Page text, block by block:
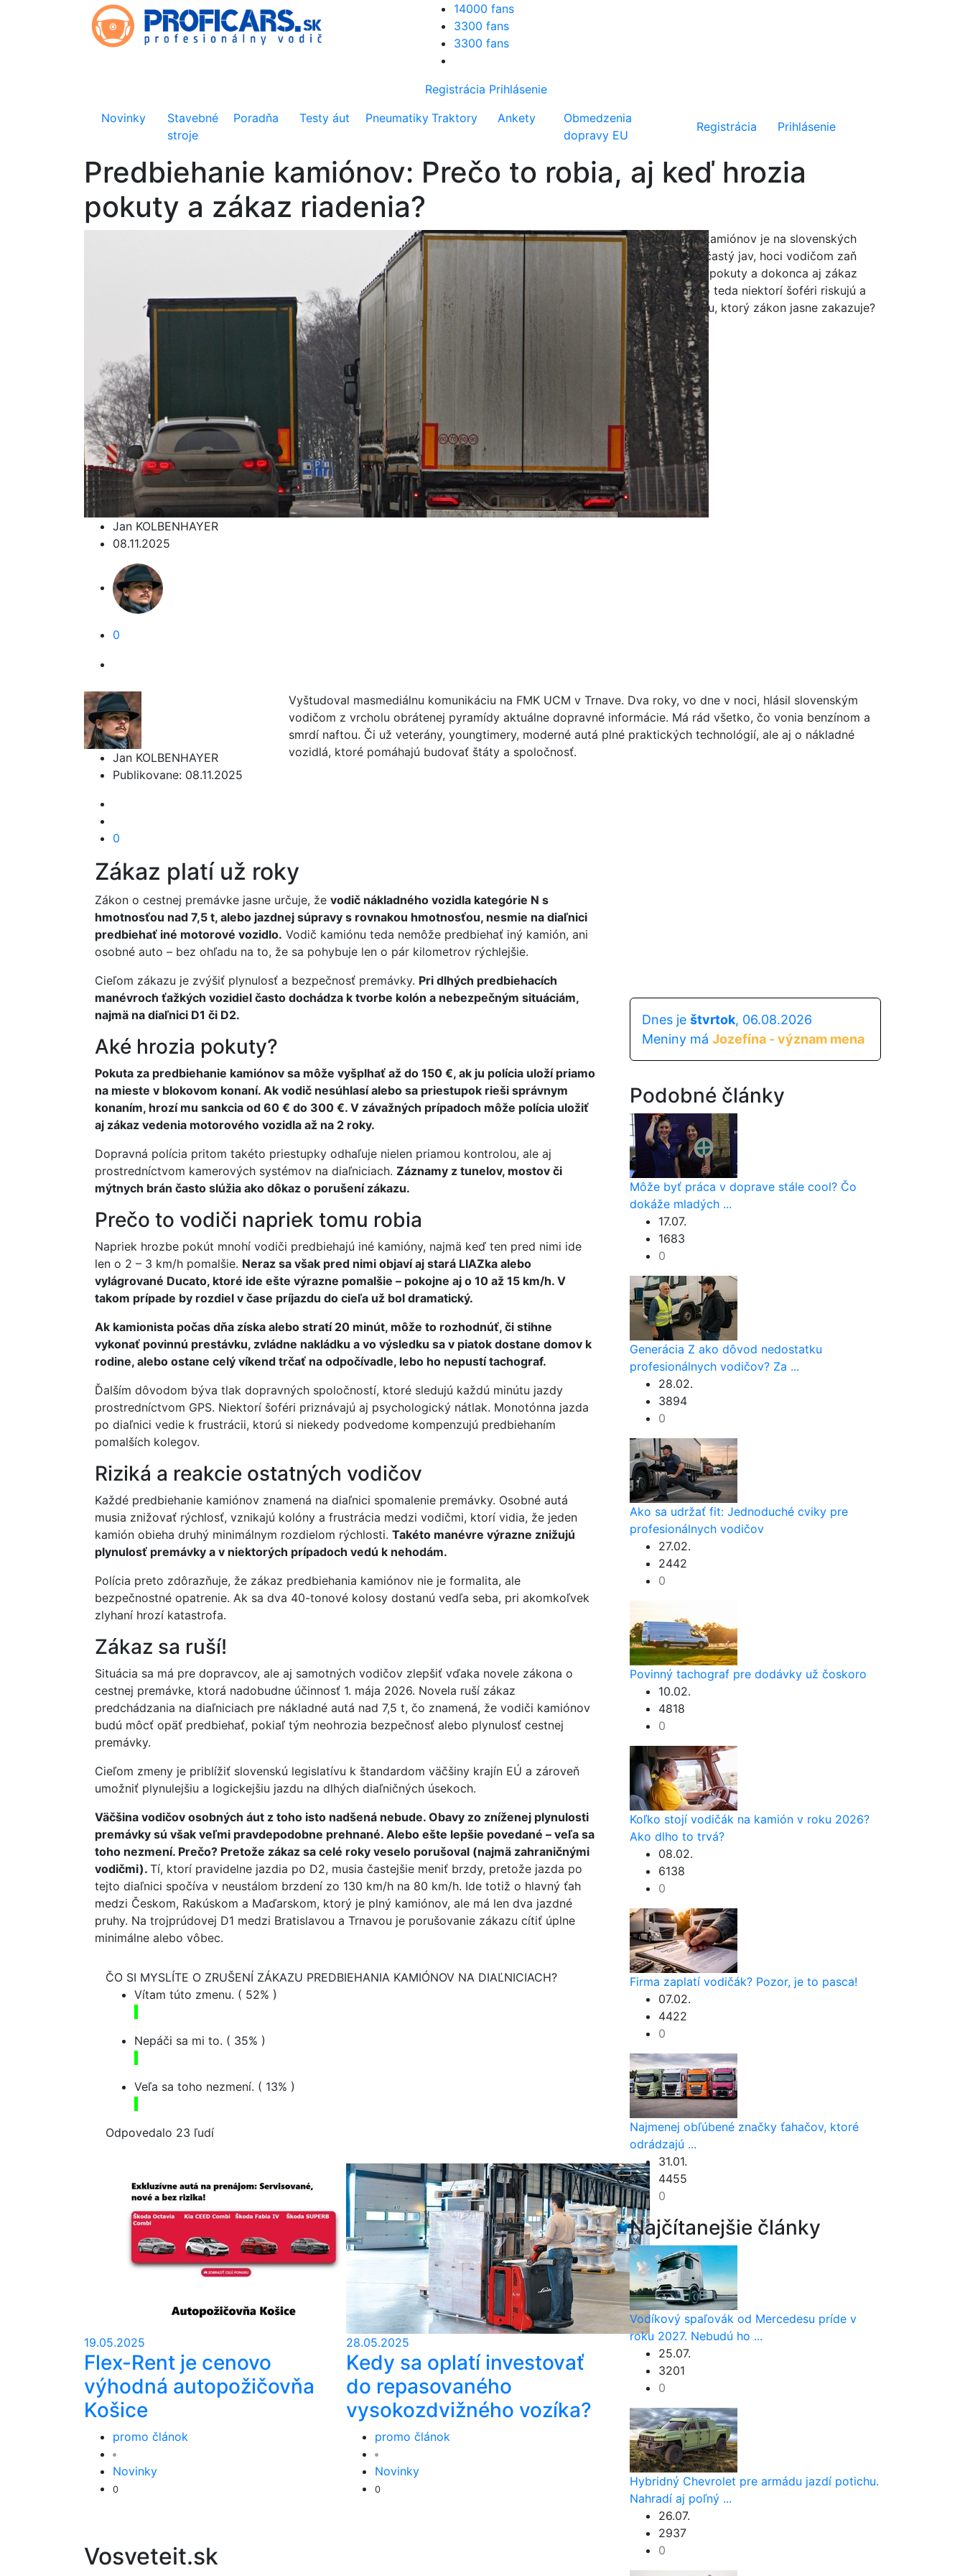
14000 fans
3300 fans
3300 fans
Registrácia Prihlásenie
Novinky
Stavebné
stroje
Poradňa Testy áut Pneumatiky Traktory Ankety
Obmedzenia
dopravy EU
Registrácia Prihlásenie
Predbiehanie kamiónov: Prečo to robia, aj keď hrozia
pokuty a zákaz riadenia?
Jan KOLBENHAYER
08.11.2025
0
Predbiehanie kamiónov je na slovenských
cestách stále častý jav, hoci vodičom zaň
hrozia vysoké pokuty a dokonca aj zákaz
činnosti. Prečo teda niektorí šoféri riskujú a
idú do manévru, ktorý zákon jasne zakazuje?
Jan KOLBENHAYER
Publikovane: 08.11.2025
Vyštudoval masmediálnu komunikáciu na FMK UCM v Trnave. Dva roky, vo dne v noci, hlásil slovenským
vodičom z vrcholu obrátenej pyramídy aktuálne dopravné informácie. Má rád všetko, čo vonia benzínom a
smrdí naftou. Či už veterány, youngtimery, moderné autá plné praktických technológií, ale aj o nákladné
vozidlá, ktoré pomáhajú budovať štáty a spoločnosť.
0
Zákaz platí už roky
Zákon o cestnej premávke jasne určuje, že vodič nákladného vozidla kategórie N s
hmotnosťou nad 7,5 t, alebo jazdnej súpravy s rovnakou hmotnosťou, nesmie na diaľnici
predbiehať iné motorové vozidlo. Vodič kamiónu teda nemôže predbiehať iný kamión, ani
osobné auto – bez ohľadu na to, že sa pohybuje len o pár kilometrov rýchlejšie.
Cieľom zákazu je zvýšiť plynulosť a bezpečnosť premávky. Pri dlhých predbiehacích
manévroch ťažkých vozidiel často dochádza k tvorbe kolón a nebezpečným situáciám,
najmä na diaľnici D1 či D2.
Aké hrozia pokuty?
Pokuta za predbiehanie kamiónov sa môže vyšplhať až do 150 €, ak ju polícia uloží priamo
na mieste v blokovom konaní. Ak vodič nesúhlasí alebo sa priestupok rieši správnym
konaním, hrozí mu sankcia od 60 € do 300 €. V závažných prípadoch môže polícia uložiť
aj zákaz vedenia motorového vozidla až na 2 roky.
Dopravná polícia pritom takéto priestupky odhaľuje nielen priamou kontrolou, ale aj
prostredníctvom kamerových systémov na diaľniciach. Záznamy z tunelov, mostov či
mýtnych brán často slúžia ako dôkaz o porušení zákazu.
Prečo to vodiči napriek tomu robia
Napriek hrozbe pokút mnohí vodiči predbiehajú iné kamióny, najmä keď ten pred nimi ide
len o 2 – 3 km/h pomalšie. Neraz sa však pred nimi objaví aj stará LIAZka alebo
vylágrované Ducato, ktoré ide ešte výrazne pomalšie – pokojne aj o 10 až 15 km/h. V
takom prípade by rozdiel v čase príjazdu do cieľa už bol dramatický.
Ak kamionista počas dňa získa alebo stratí 20 minút, môže to rozhodnúť, či stihne
vykonať povinnú prestávku, zvládne nakládku a vo výsledku sa v piatok dostane domov k
rodine, alebo ostane celý víkend trčať na odpočívadle, lebo ho nepustí tachograf.
Ďalším dôvodom býva tlak dopravných spoločností, ktoré sledujú každú minútu jazdy
prostredníctvom GPS. Niektorí šoféri priznávajú aj psychologický nátlak. Monotónna jazda
po diaľnici vedie k frustrácii, ktorú si niekedy podvedome kompenzujú predbiehaním
pomalších kolegov.
Riziká a reakcie ostatných vodičov
Každé predbiehanie kamiónov znamená na diaľnici spomalenie premávky. Osobné autá
musia znižovať rýchlosť, vznikajú kolóny a frustrácia medzi vodičmi, ktorí vidia, že jeden
kamión obieha druhý minimálnym rozdielom rýchlosti. Takéto manévre výrazne znižujú
plynulosť premávky a v niektorých prípadoch vedú k nehodám.
Polícia preto zdôrazňuje, že zákaz predbiehania kamiónov nie je formalita, ale
bezpečnostné opatrenie. Ak sa dva 40-tonové kolosy dostanú vedľa seba, pri akomkoľvek
zlyhaní hrozí katastrofa.
Zákaz sa ruší!
Situácia sa má pre dopravcov, ale aj samotných vodičov zlepšiť vďaka novele zákona o
cestnej premávke, ktorá nadobudne účinnosť 1. mája 2026. Novela ruší zákaz
predchádzania na diaľniciach pre nákladné autá nad 7,5 t, čo znamená, že vodiči kamiónov
budú môcť opäť predbiehať, pokiaľ tým neohrozia bezpečnosť alebo plynulosť cestnej
premávky.
Cieľom zmeny je priblížiť slovenskú legislatívu k štandardom väčšiny krajín EÚ a zároveň
umožniť plynulejšiu a logickejšiu jazdu na dlhých diaľničných úsekoch.
Väčšina vodičov osobných áut z toho isto nadšená nebude. Obavy zo zníženej plynulosti
premávky sú však veľmi pravdepodobne prehnané. Alebo ešte lepšie povedané – veľa sa
toho nezmení. Prečo? Pretože zákaz sa celé roky veselo porušoval (najmä zahraničnými
vodičmi). Tí, ktorí pravidelne jazdia po D2, musia častejšie meniť brzdy, pretože jazda po
tejto diaľnici spočíva v neustálom brzdení zo 130 km/h na 80 km/h. Ide totiž o hlavný ťah
medzi Českom, Rakúskom a Maďarskom, ktorý je plný kamiónov, ale má len dva jazdné
pruhy. Na trojprúdovej D1 medzi Bratislavou a Trnavou je porušovanie zákazu cítiť úplne
minimálne alebo vôbec.
ČO SI MYSLÍTE O ZRUŠENÍ ZÁKAZU PREDBIEHANIA KAMIÓNOV NA DIAĽNICIACH?
Vítam túto zmenu. ( 52% )
Nepáči sa mi to. ( 35% )
Veľa sa toho nezmení. ( 13% )
Odpovedalo 23 ľudí
19.05.2025
Flex-Rent je cenovo
výhodná autopožičovňa
Košice
promo článok
Novinky
0
28.05.2025
Kedy sa oplatí investovať
do repasovaného
vysokozdvižného vozíka?
promo článok
Novinky
0
Vosveteit.sk
Dnes je štvrtok, 06.08.2026
Meniny má Jozefína - význam mena
Podobné články
Môže byť práca v doprave stále cool? Čo
dokáže mladých ...
17.07.
1683
0
Generácia Z ako dôvod nedostatku
profesionálnych vodičov? Za ...
28.02.
3894
0
Ako sa udržať fit: Jednoduché cviky pre
profesionálnych vodičov
27.02.
2442
0
Povinný tachograf pre dodávky už čoskoro
10.02.
4818
0
Koľko stojí vodičák na kamión v roku 2026?
Ako dlho to trvá?
08.02.
6138
0
Firma zaplatí vodičák? Pozor, je to pasca!
07.02.
4422
0
Najmenej obľúbené značky ťahačov, ktoré
odrádzajú ...
31.01.
4455
0
Najčítanejšie články
Vodíkový spaľovák od Mercedesu príde v
roku 2027. Nebudú ho ...
25.07.
3201
0
Hybridný Chevrolet pre armádu jazdí potichu.
Nahradí aj poľný ...
26.07.
2937
0